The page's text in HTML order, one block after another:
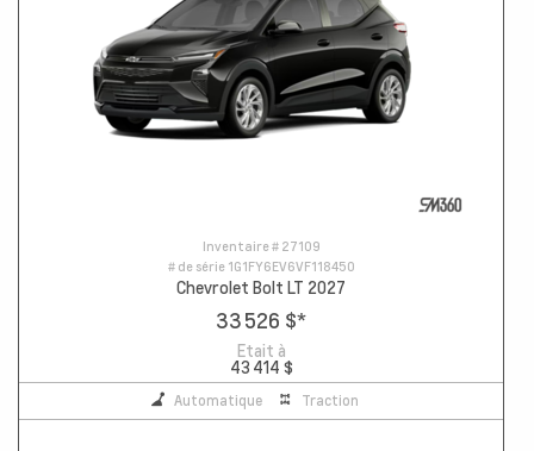
Inventaire # 27109
# de série 1G1FY6EV6VF118450
Chevrolet Bolt LT 2027
33 526 $*
Etait à
43 414 $
Automatique Traction